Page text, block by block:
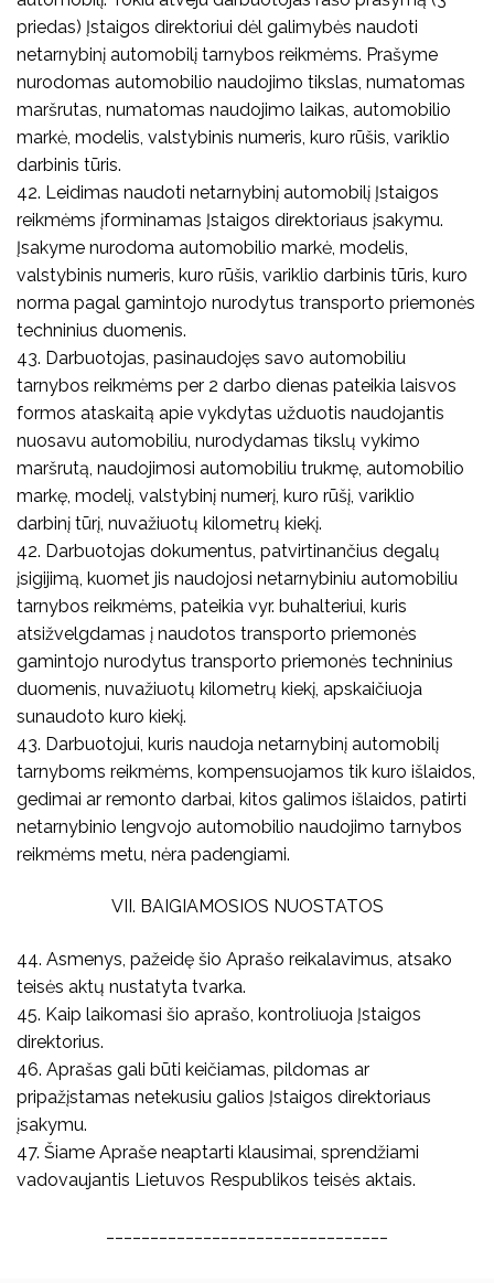
priedas) Įstaigos direktoriui dėl galimybės naudoti
netarnybinį automobilį tarnybos reikmėms. Prašyme
nurodomas automobilio naudojimo tikslas, numatomas
maršrutas, numatomas naudojimo laikas, automobilio
markė, modelis, valstybinis numeris, kuro rūšis, variklio
darbinis tūris.
42. Leidimas naudoti netarnybinį automobilį Įstaigos
reikmėms įforminamas Įstaigos direktoriaus įsakymu.
Įsakyme nurodoma automobilio markė, modelis,
valstybinis numeris, kuro rūšis, variklio darbinis tūris, kuro
norma pagal gamintojo nurodytus transporto priemonės
techninius duomenis.
43. Darbuotojas, pasinaudojęs savo automobiliu
tarnybos reikmėms per 2 darbo dienas pateikia laisvos
formos ataskaitą apie vykdytas užduotis naudojantis
nuosavu automobiliu, nurodydamas tikslų vykimo
maršrutą, naudojimosi automobiliu trukmę, automobilio
markę, modelį, valstybinį numerį, kuro rūšį, variklio
darbinį tūrį, nuvažiuotų kilometrų kiekį.
42. Darbuotojas dokumentus, patvirtinančius degalų
įsigijimą, kuomet jis naudojosi netarnybiniu automobiliu
tarnybos reikmėms, pateikia vyr. buhalteriui, kuris
atsižvelgdamas į naudotos transporto priemonės
gamintojo nurodytus transporto priemonės techninius
duomenis, nuvažiuotų kilometrų kiekį, apskaičiuoja
sunaudoto kuro kiekį.
43. Darbuotojui, kuris naudoja netarnybinį automobilį
tarnyboms reikmėms, kompensuojamos tik kuro išlaidos,
gedimai ar remonto darbai, kitos galimos išlaidos, patirti
netarnybinio lengvojo automobilio naudojimo tarnybos
reikmėms metu, nėra padengiami.
VII. BAIGIAMOSIOS NUOSTATOS
44. Asmenys, pažeidę šio Aprašo reikalavimus, atsako
teisės aktų nustatyta tvarka.
45. Kaip laikomasi šio aprašo, kontroliuoja Įstaigos
direktorius.
46. Aprašas gali būti keičiamas, pildomas ar
pripažįstamas netekusiu galios Įstaigos direktoriaus
įsakymu.
47. Šiame Apraše neaptarti klausimai, sprendžiami
vadovaujantis Lietuvos Respublikos teisės aktais.